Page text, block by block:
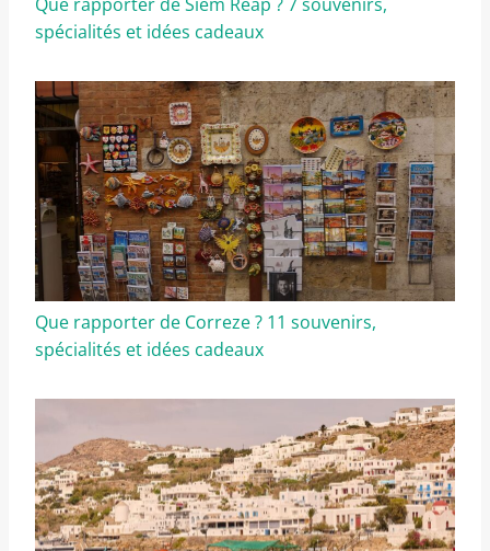
spécialités et idées cadeaux
Que rapporter de Correze ? 11 souvenirs,
spécialités et idées cadeaux